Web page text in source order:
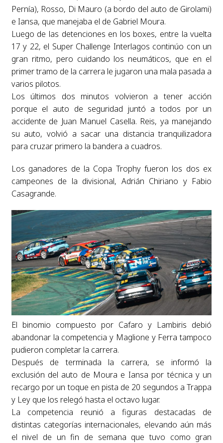
Pernía), Rosso, Di Mauro (a bordo del auto de Girolami)
e Iansa, que manejaba el de Gabriel Moura.
Luego de las detenciones en los boxes, entre la vuelta
17 y 22, el Super Challenge Interlagos continúo con un
gran ritmo, pero cuidando los neumáticos, que en el
primer tramo de la carrera le jugaron una mala pasada a
varios pilotos.
Los últimos dos minutos volvieron a tener acción
porque el auto de seguridad juntó a todos por un
accidente de Juan Manuel Casella. Reis, ya manejando
su auto, volvió a sacar una distancia tranquilizadora
para cruzar primero la bandera a cuadros.
Los ganadores de la Copa Trophy fueron los dos ex
campeones de la divisional, Adrián Chiriano y Fabio
Casagrande.
El binomio compuesto por Cafaro y Lambiris debió
abandonar la competencia y Maglione y Ferra tampoco
pudieron completar la carrera.
Después de terminada la carrera, se informó la
exclusión del auto de Moura e Iansa por técnica y un
recargo por un toque en pista de 20 segundos a Trappa
y Ley que los relegó hasta el octavo lugar.
La competencia reunió a figuras destacadas de
distintas categorías internacionales, elevando aún más
el nivel de un fin de semana que tuvo como gran